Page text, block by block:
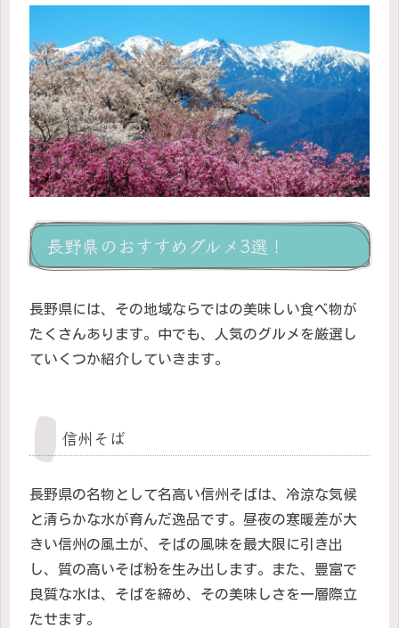
長野県のおすすめグルメ3選！
長野県には、その地域ならではの美味しい食べ物が
たくさんあります。中でも、人気のグルメを厳選し
ていくつか紹介していきます。
信州そば
長野県の名物として名高い信州そばは、冷涼な気候
と清らかな水が育んだ逸品です。昼夜の寒暖差が大
きい信州の風土が、そばの風味を最大限に引き出
し、質の高いそば粉を生み出します。また、豊富で
良質な水は、そばを締め、その美味しさを一層際立
たせます。